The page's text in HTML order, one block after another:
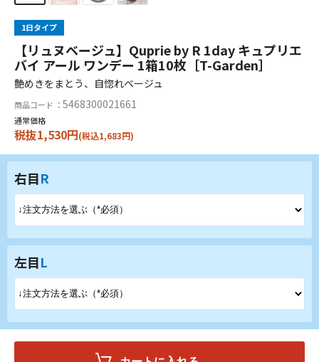
1日タイプ
【リュヌベージュ】Quprie by R 1day キュプリエ
バイ アール ワンデー 1箱10枚［T-Garden］
艶めきをまとう、自惚れベージュ
商品コード ： 5468300021661
通常価格
税抜1,530円(税込1,683円)
右目R
左目L